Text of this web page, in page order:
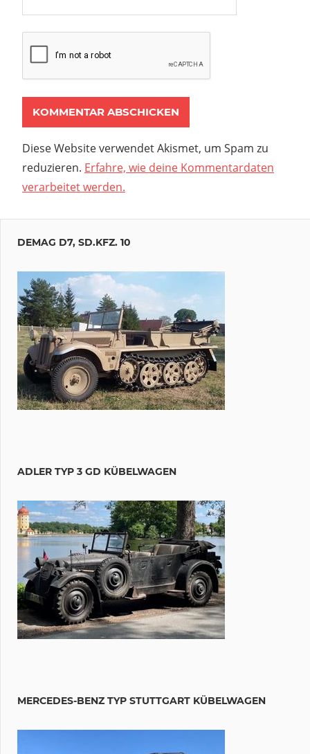
Diese Website verwendet Akismet, um Spam zu
reduzieren. Erfahre, wie deine Kommentardaten
verarbeitet werden.
DEMAG D7, SD.KFZ. 10
ADLER TYP 3 GD KÜBELWAGEN
MERCEDES-BENZ TYP STUTTGART KÜBELWAGEN